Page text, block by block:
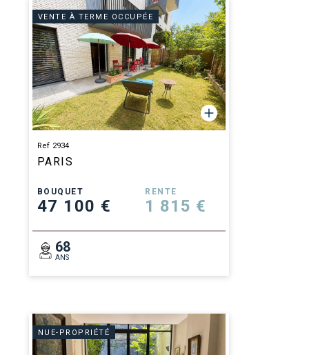
VENTE À TERME OCCUPÉE
Ref 2934
PARIS
BOUQUET
47 100 €
RENTE
1 815 €
68
ANS
NUE-PROPRIÉTÉ